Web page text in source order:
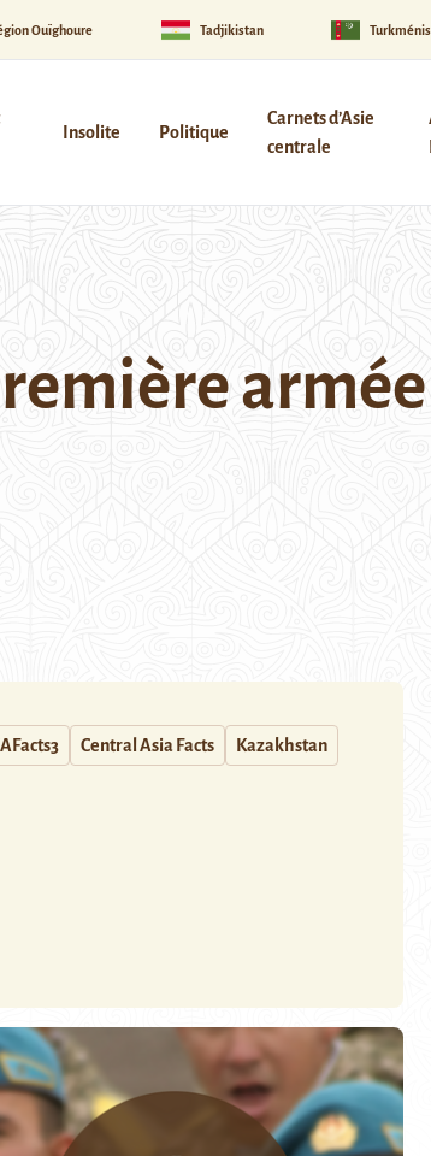
Ouïghoure Tadjikistan
Insolite Politique
Carnets d’Asie
centrale
Central Asia Facts Kazakhstan